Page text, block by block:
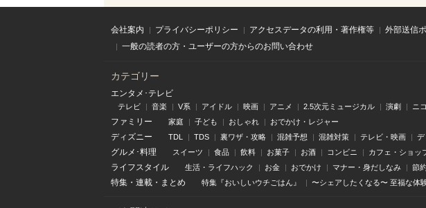
会社案内 プライバシーポリシー アクセスデータの利用・著作権等 外部送信
一般の読者の方・ユーザーの方からのお問い合わせ
カテゴリー
エンタメ･テレビ
テレビ 音楽 V系 アイドル 映画 アニメ 2.5次元ミュージカル 演劇 ニ
ファミリー 家庭 子ども おしゃれ おでかけ・レジャー
ディズニー TDL TDS 裏ワザ・攻略 混雑予想 混雑対策 テレビ・映画 デ
グルメ･料理 スイーツ 食品 飲料 お菓子 お酒 コンビニ カフェ・ショッ
ライフスタイル 生活・ライフハック お金 おでかけ マナー・身だしなみ 節
特集 ・ 連載 ・ まとめ 特集『おいしいウチごはん』 〜シェアしたくなる〜 至福な体